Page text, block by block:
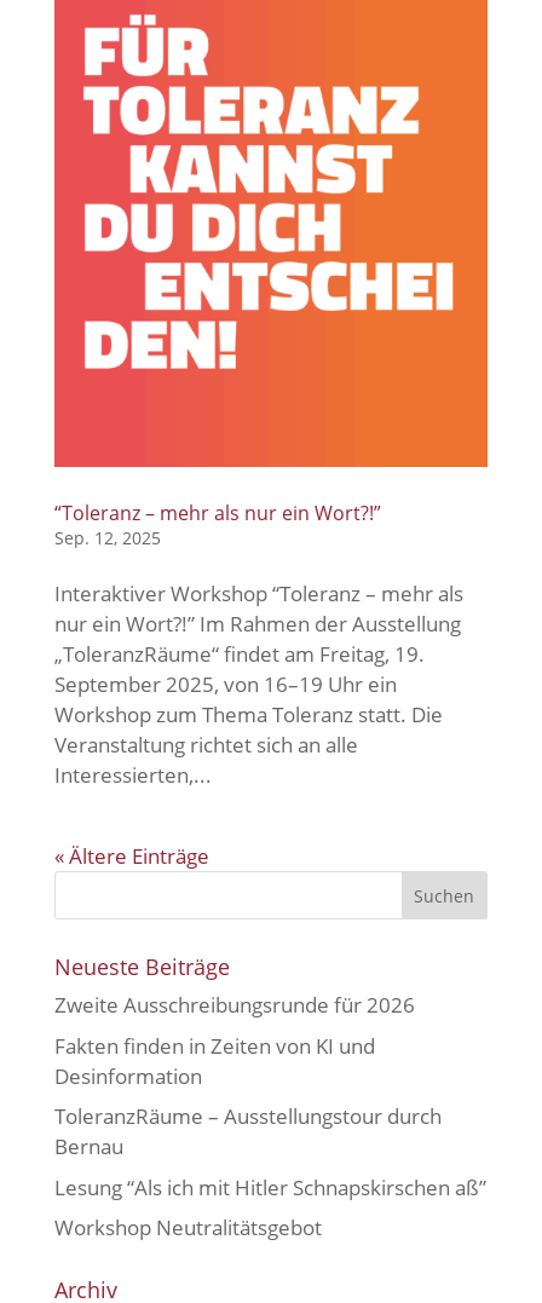
“Toleranz – mehr als nur ein Wort?!”
Sep. 12, 2025
Interaktiver Workshop “Toleranz – mehr als
nur ein Wort?!” Im Rahmen der Ausstellung
„ToleranzRäume“ findet am Freitag, 19.
September 2025, von 16–19 Uhr ein
Workshop zum Thema Toleranz statt. Die
Veranstaltung richtet sich an alle
Interessierten,...
« Ältere Einträge
Neueste Beiträge
Zweite Ausschreibungsrunde für 2026
Fakten finden in Zeiten von KI und
Desinformation
ToleranzRäume – Ausstellungstour durch
Bernau
Lesung “Als ich mit Hitler Schnapskirschen aß”
Workshop Neutralitätsgebot
Archiv